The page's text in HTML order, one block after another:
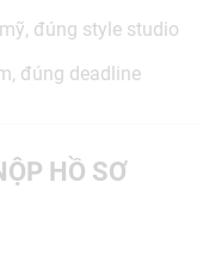
đúng style studio
đúng deadline
HỒ SƠ